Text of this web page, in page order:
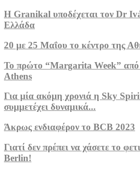
Η Granikal υποδέχεται τον Dr
Ελλάδα
20 με 25 Μαΐου το κέντρο της
Το πρώτο “Margarita Week”
Athens
Για μία ακόμη χρονιά η Sky
συμμετέχει δυναμικά...
Άκρως ενδιαφέρον το BCB 2023
Γιατί δεν πρέπει να χάσετε το
Berlin!